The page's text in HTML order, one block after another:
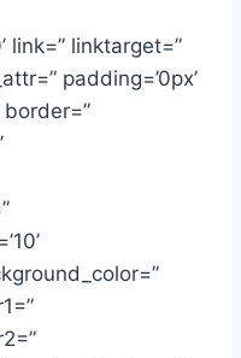
link=” linktarget=”
padding=’0px’
border=”